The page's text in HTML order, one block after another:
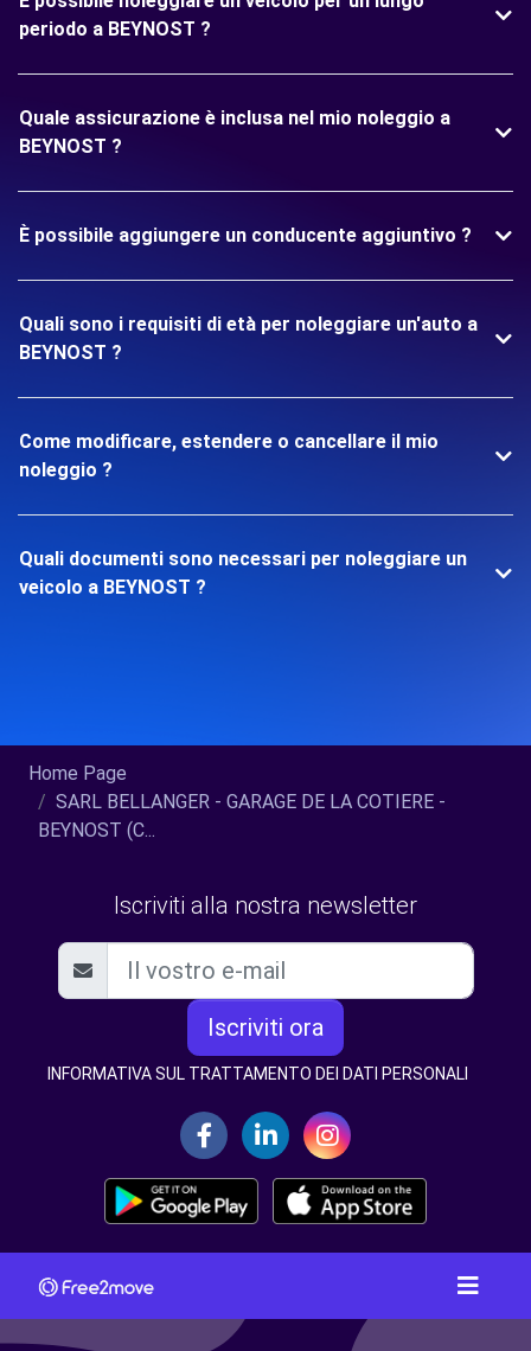
periodo a BEYNOST ?
Quale assicurazione è inclusa nel mio noleggio a
BEYNOST ?
È possibile aggiungere un conducente aggiuntivo ?
Quali sono i requisiti di età per noleggiare un'auto a
BEYNOST ?
Come modificare, estendere o cancellare il mio
noleggio ?
Quali documenti sono necessari per noleggiare un
veicolo a BEYNOST ?
Home Page
SARL BELLANGER - GARAGE DE LA COTIERE -
BEYNOST (C...
Iscriviti alla nostra newsletter
Iscriviti ora
INFORMATIVA SUL TRATTAMENTO DEI DATI PERSONALI